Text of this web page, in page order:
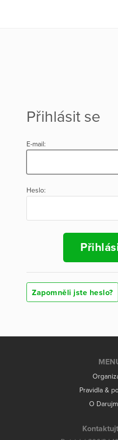
Přihlásit se
E-mail:
Heslo:
Zapomněli jste heslo?
Pravidla &
O